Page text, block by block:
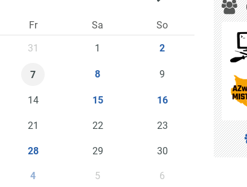
Fr Sa So
31 1 2
7 8 9
14 15 16
21 22 23
28 29 30
4 5 6